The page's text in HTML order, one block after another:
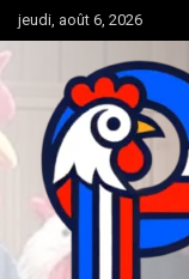
Aller
au
contenu
jeudi, août 6, 2026